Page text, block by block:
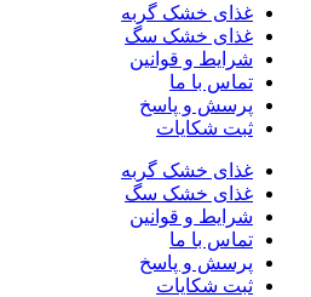
غذای خشک گربه
غذای خشک سگ
شرایط و قوانین
تماس با ما
پرسش و پاسخ
ثبت شکایات
غذای خشک گربه
غذای خشک سگ
شرایط و قوانین
تماس با ما
پرسش و پاسخ
ثبت شکایات